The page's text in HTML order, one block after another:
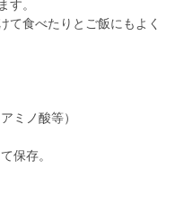
す。
て食べたりとご飯にもよく
ミノ酸等）
保存。